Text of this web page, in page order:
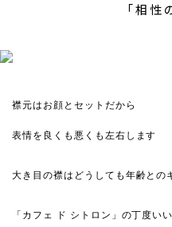
「相性
襟元はお顔とセットだから
表情を良くも悪くも左右します
大き目の襟はどうしても年齢との
「カフェ ド シトロン」の丁度い